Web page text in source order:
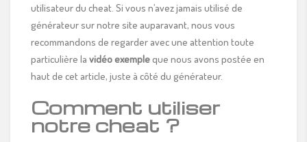
utilisateur du cheat. Si vous n’avez jamais utilisé de
générateur sur notre site auparavant, nous vous
recommandons de regarder avec une attention toute
particulière la vidéo exempleque nous avons postée en
haut de cet article, juste à côté du générateur.
Comment utiliser
notre cheat ?